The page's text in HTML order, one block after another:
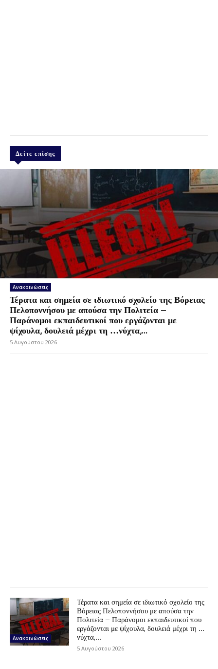
Δείτε επίσης
Ανακοινώσεις
Τέρατα και σημεία σε ιδιωτικό σχολείο της Βόρειας
Πελοποννήσου με απούσα την Πολιτεία –
Παράνομοι εκπαιδευτικοί που εργάζονται με
ψίχουλα, δουλειά μέχρι τη …νύχτα,...
5 Αυγούστου 2026
Ανακοινώσεις
Τέρατα και σημεία σε ιδιωτικό σχολείο της
Βόρειας Πελοποννήσου με απούσα την
Πολιτεία – Παράνομοι εκπαιδευτικοί που
εργάζονται με ψίχουλα, δουλειά μέχρι τη …
νύχτα,...
5 Αυγούστου 2026